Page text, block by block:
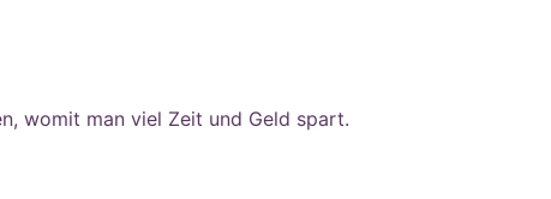
womit man viel Zeit und Geld spart.